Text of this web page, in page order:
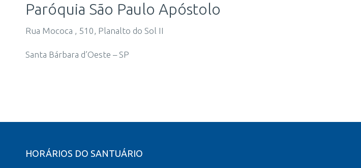
Paróquia São Paulo Apóstolo
Rua Mococa , 510, Planalto do Sol II
Santa Bárbara d’Oeste – SP
HORÁRIOS DO SANTUÁRIO